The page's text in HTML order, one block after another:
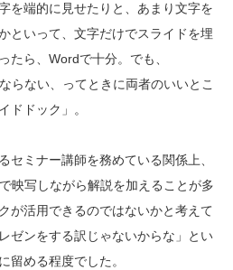
を端的に見せたりと、あまり文字を
といって、文字だけでスライドを埋
たら、Wordで十分。でも、
らない、ってときに両者のいいとこ
ドドック」。
セミナー講師を務めている関係上、
映写しながら解説を加えることが多
が活用できるのではないかと考えて
ゼンをする訳じゃないからな」とい
留める程度でした。